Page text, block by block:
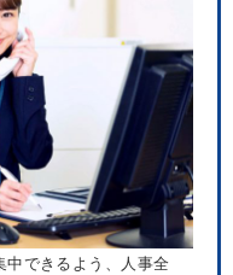
中できるよう、人事全